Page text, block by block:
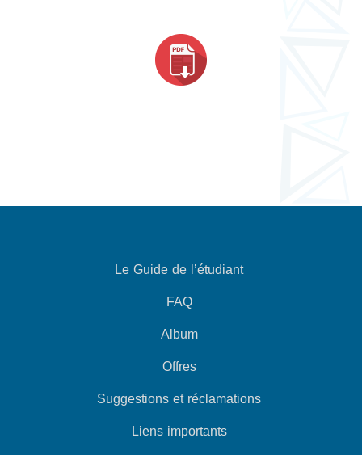
Le Guide de l’étudiant
FAQ
Album
Offres
Suggestions et réclamations
Liens importants